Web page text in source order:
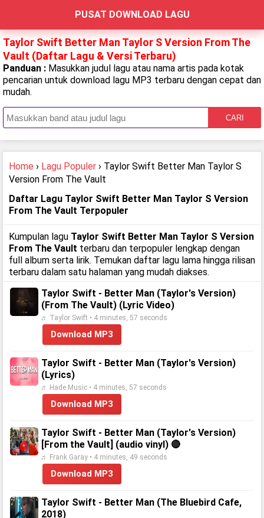
PUSAT DOWNLOAD LAGU
Taylor Swift Better Man Taylor S Version From The
Vault (Daftar Lagu & Versi Terbaru)
Panduan : Masukkan judul lagu atau nama artis pada kotak
pencarian untuk download lagu MP3 terbaru dengan cepat dan
mudah.
CARI
Home › Lagu Populer › Taylor Swift Better Man Taylor S
Version From The Vault
Daftar Lagu Taylor Swift Better Man Taylor S Version
From The Vault Terpopuler
Kumpulan lagu Taylor Swift Better Man Taylor S Version
From The Vault terbaru dan terpopuler lengkap dengan
full album serta lirik. Temukan daftar lagu lama hingga rilisan
terbaru dalam satu halaman yang mudah diakses.
Taylor Swift - Better Man (Taylor's Version)
(From The Vault) (Lyric Video)
♬ Taylor Swift • 4 minutes, 57 seconds
Download MP3
Taylor Swift - Better Man (Taylor's Version)
(Lyrics)
♬ Hade Music • 4 minutes, 57 seconds
Download MP3
Taylor Swift - Better Man (Taylor's Version)
[From the Vault] (audio vinyl) 🔴
♬ Frank Garay • 4 minutes, 49 seconds
Download MP3
Taylor Swift - Better Man (The Bluebird Cafe,
2018)